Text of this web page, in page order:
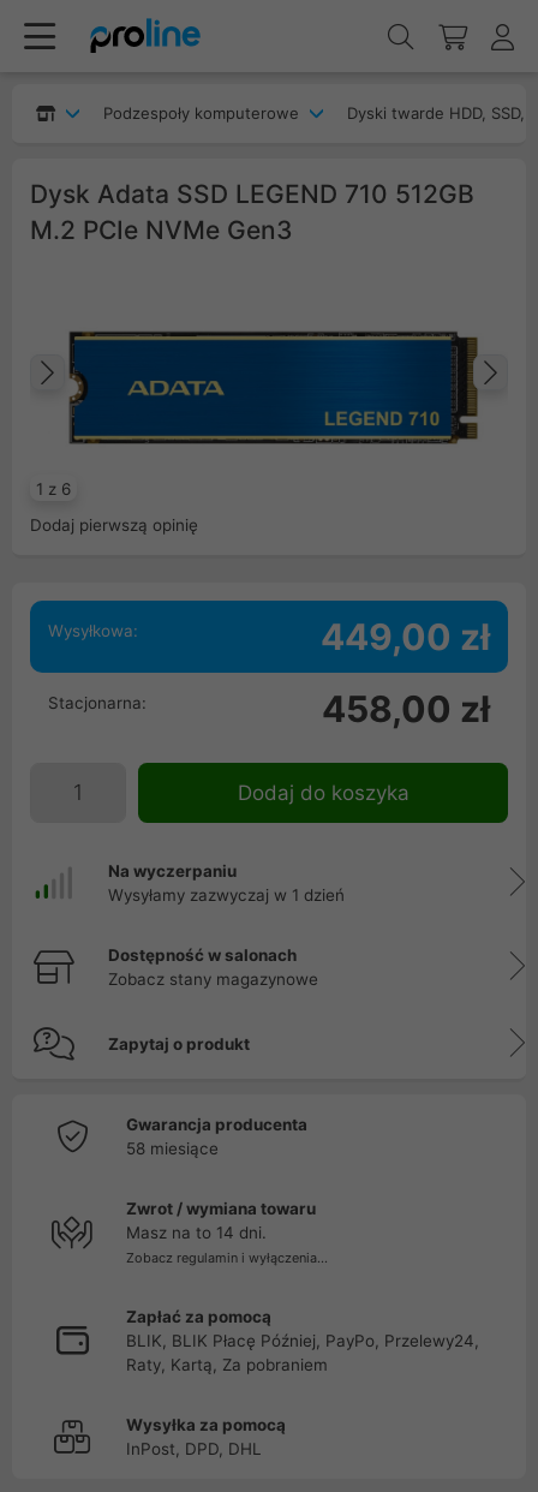
Podzespoły komputerowe Dyski twarde HDD, SSD,
Dysk Adata SSD LEGEND 710 512GB
M.2 PCIe NVMe Gen3
1 z 6
Poprzedni
Dodaj pierwszą opinię
Wysyłkowa: 449,00 zł
Stacjonarna: 458,00 zł
Dodaj do koszyka
Na wyczerpaniu
Wysyłamy zazwyczaj w 1 dzień
Dostępność w salonach
Zobacz stany magazynowe
Zapytaj o produkt
Gwarancja producenta
58 miesiące
Zwrot / wymiana towaru
Masz na to 14 dni.
Zobacz regulamin i wyłączenia...
Zapłać za pomocą
BLIK, BLIK Płacę Później, PayPo, Przelewy24,
Raty, Kartą, Za pobraniem
Wysyłka za pomocą
InPost, DPD, DHL